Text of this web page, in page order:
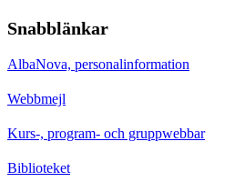
Snabblänkar
AlbaNova, personalinformation
Webbmejl
Kurs-, program- och gruppwebbar
Biblioteket